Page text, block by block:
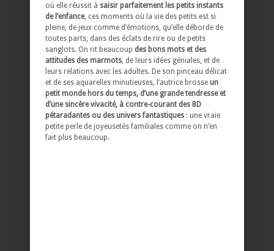
où elle réussit à saisir parfaitement les petits instants
de l’enfance, ces moments où la vie des petits est si
pleine, de jeux comme d’émotions, qu’elle déborde de
toutes parts, dans des éclats de rire ou de petits
sanglots. On rit beaucoup des bons mots et des
attitudes des marmots , de leurs idées géniales, et de
leurs relations avec les adultes. De son pinceau délicat
et de ses aquarelles minutieuses, l’autrice brosse un
petit monde hors du temps, d’une grande tendresse et
d’une sincère vivacité, à contre-courant des BD
pétaradantes ou des univers fantastiques : une vraie
petite perle de joyeusetés familiales comme on n’en
fait plus beaucoup.